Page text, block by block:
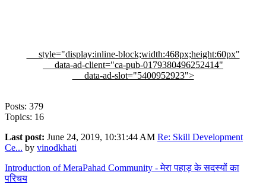
style="display:inline-block;width:468px;height:60px"
data-ad-client="ca-pub-0179380496252414"
data-ad-slot="5400952923">
Posts: 379
Topics: 16
Last post: June 24, 2019, 10:31:44 AM Re: Skill Development
Ce... by vinodkhati
Introduction of MeraPahad Community - मेरा पहाड़ के सदस्यों का
परिचय